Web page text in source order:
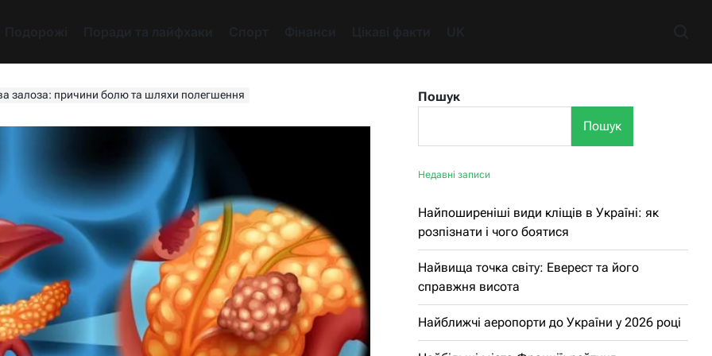
залоза: причини болю та шляхи полегшення
Пошук
Пошук
Недавні записи
Найпоширеніші види кліщів в Україні: як
розпізнати і чого боятися
Найвища точка світу: Еверест та його
справжня висота
Найближчі аеропорти до України у 2026 році